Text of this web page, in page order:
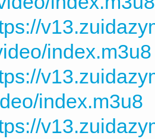
index.m3u8
index.m3u8